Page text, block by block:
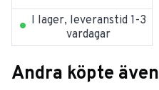
I lager, leveranstid 1-3
vardagar
Andra köpte även